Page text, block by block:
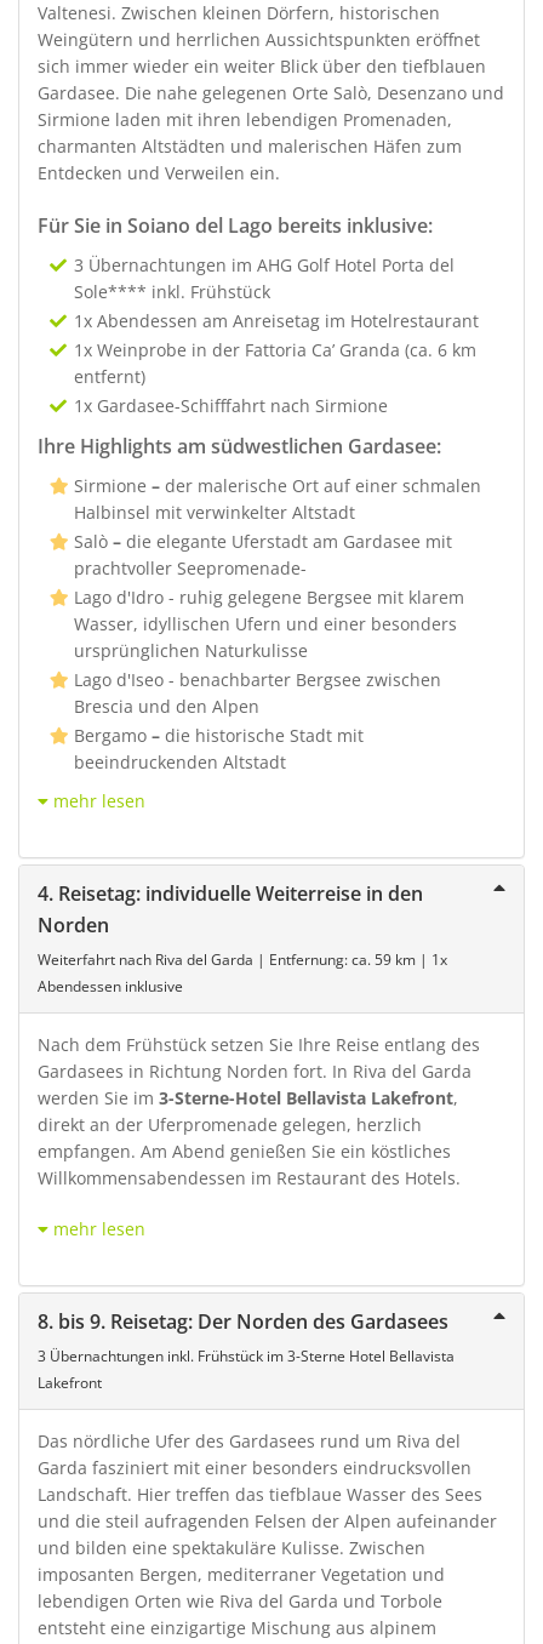
Valtenesi. Zwischen kleinen Dörfern, historischen
Weingütern und herrlichen Aussichtspunkten eröffnet
sich immer wieder ein weiter Blick über den tiefblauen
Gardasee. Die nahe gelegenen Orte Salò, Desenzano und
Sirmione laden mit ihren lebendigen Promenaden,
charmanten Altstädten und malerischen Häfen zum
Entdecken und Verweilen ein.
Für Sie in Soiano del Lago bereits inklusive:
3 Übernachtungen im AHG Golf Hotel Porta del
Sole**** inkl. Frühstück
1x Abendessen am Anreisetag im Hotelrestaurant
1x Weinprobe in der Fattoria Ca’ Granda (ca. 6 km
entfernt)
1x Gardasee-Schifffahrt nach Sirmione
Ihre Highlights am südwestlichen Gardasee:
Sirmione – der malerische Ort auf einer schmalen
Halbinsel mit verwinkelter Altstadt
Salò – die elegante Uferstadt am Gardasee mit
prachtvoller Seepromenade-
Lago d'Idro - ruhig gelegene Bergsee mit klarem
Wasser, idyllischen Ufern und einer besonders
ursprünglichen Naturkulisse
Lago d'Iseo - benachbarter Bergsee zwischen
Brescia und den Alpen
Bergamo – die historische Stadt mit
beeindruckenden Altstadt
mehr lesen
4. Reisetag: individuelle Weiterreise in den
Norden
Weiterfahrt nach Riva del Garda | Entfernung: ca. 59 km | 1x
Abendessen inklusive
Nach dem Frühstück setzen Sie Ihre Reise entlang des
Gardasees in Richtung Norden fort. In Riva del Garda
werden Sie im 3-Sterne-Hotel Bellavista Lakefront,
direkt an der Uferpromenade gelegen, herzlich
empfangen. Am Abend genießen Sie ein köstliches
Willkommensabendessen im Restaurant des Hotels.
mehr lesen
8. bis 9. Reisetag: Der Norden des Gardasees
3 Übernachtungen inkl. Frühstück im 3-Sterne Hotel Bellavista
Lakefront
Das nördliche Ufer des Gardasees rund um Riva del
Garda fasziniert mit einer besonders eindrucksvollen
Landschaft. Hier treffen das tiefblaue Wasser des Sees
und die steil aufragenden Felsen der Alpen aufeinander
und bilden eine spektakuläre Kulisse. Zwischen
imposanten Bergen, mediterraner Vegetation und
lebendigen Orten wie Riva del Garda und Torbole
entsteht eine einzigartige Mischung aus alpinem